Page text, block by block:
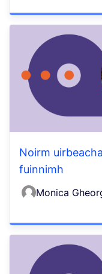
Noirm
fuinnimh
Monica